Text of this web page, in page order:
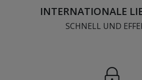
INTERNATIONALE
SCHNELL UND